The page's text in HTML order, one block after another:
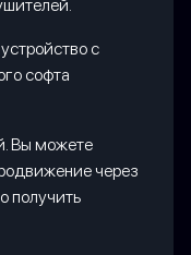
с
софта
Вы можете
через
получить